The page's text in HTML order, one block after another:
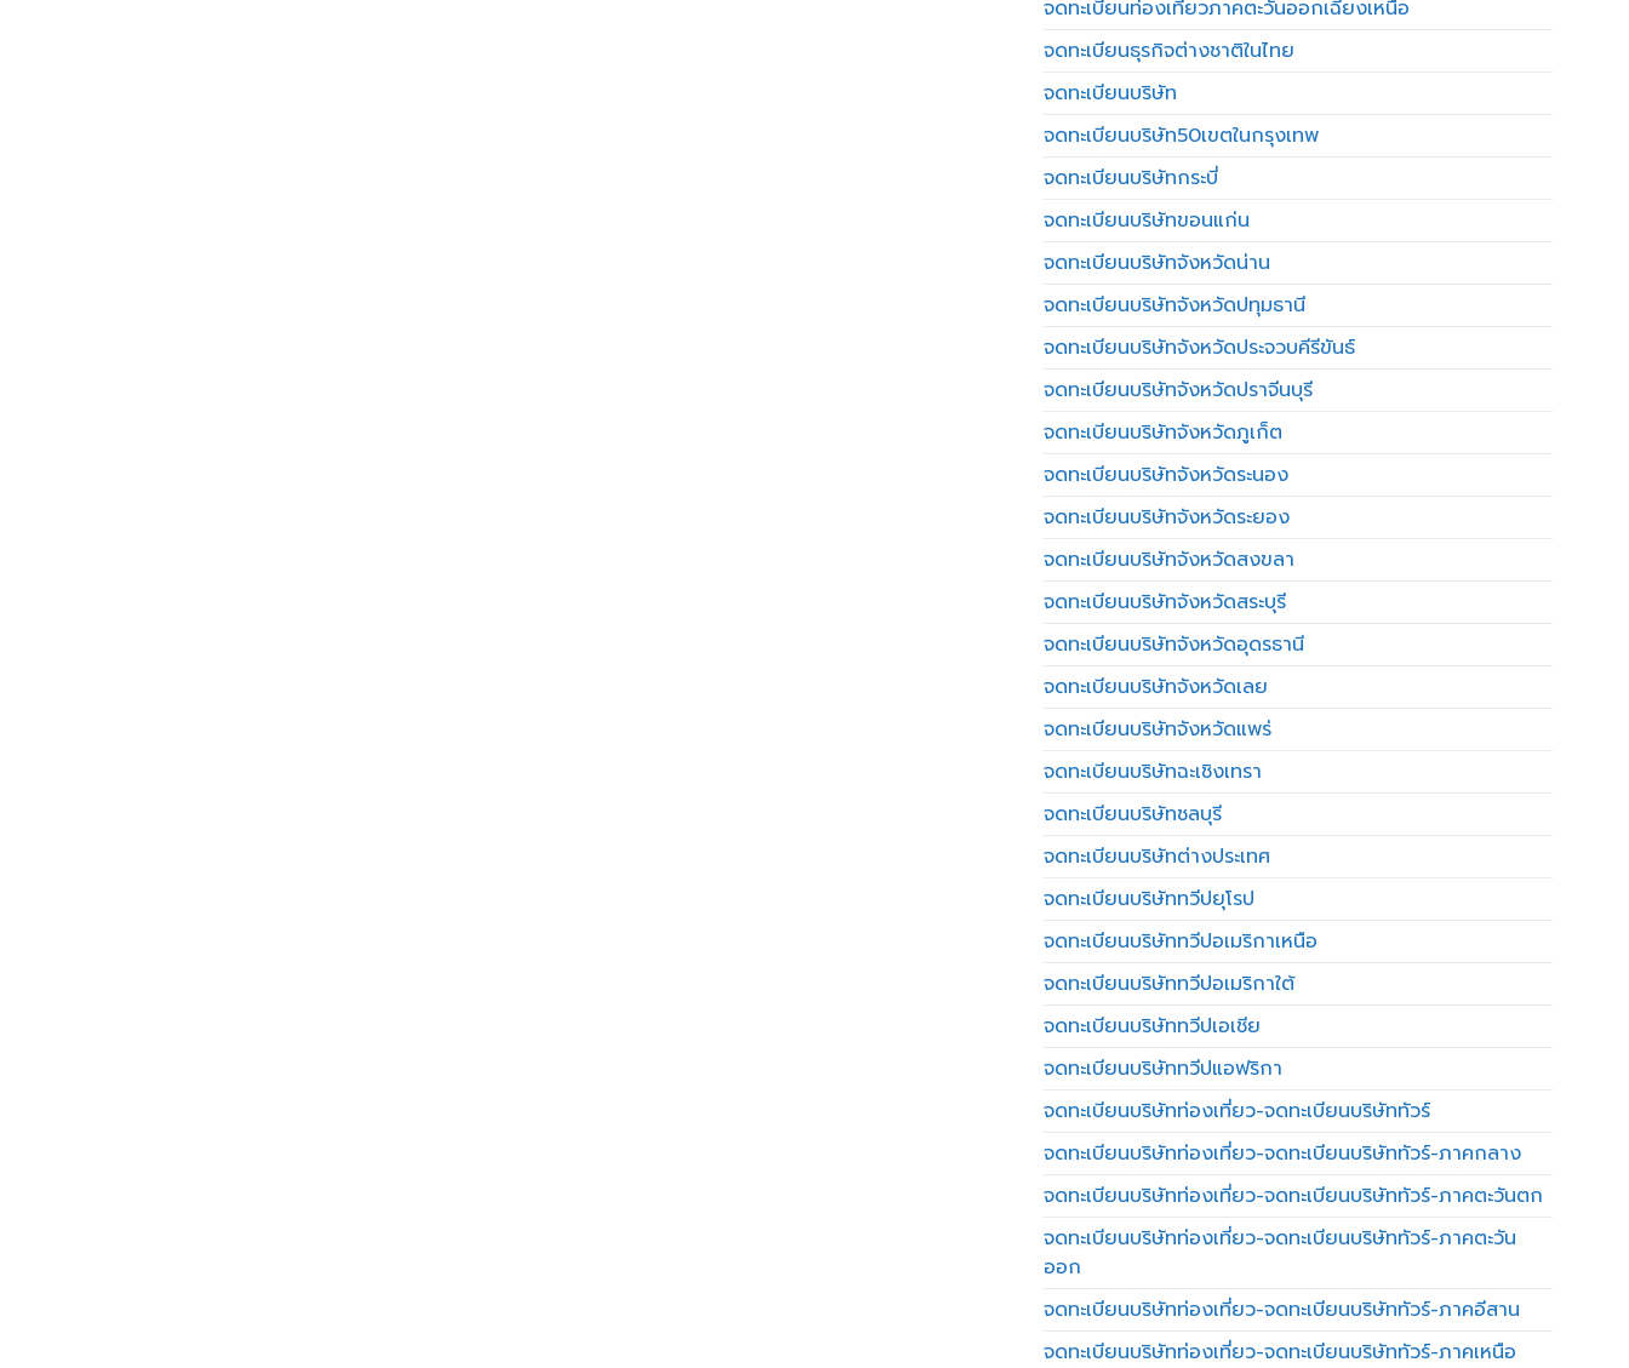
จดทะเบียนท่องเที่ยวภาคตะวันออกเฉียงเหนือ
จดทะเบียนธุรกิจต่างชาติในไทย
จดทะเบียนบริษัท
จดทะเบียนบริษัท50เขตในกรุงเทพ
จดทะเบียนบริษัทกระบี่
จดทะเบียนบริษัทขอนแก่น
จดทะเบียนบริษัทจังหวัดน่าน
จดทะเบียนบริษัทจังหวัดปทุมธานี
จดทะเบียนบริษัทจังหวัดประจวบคีรีขันธ์
จดทะเบียนบริษัทจังหวัดปราจีนบุรี
จดทะเบียนบริษัทจังหวัดภูเก็ต
จดทะเบียนบริษัทจังหวัดระนอง
จดทะเบียนบริษัทจังหวัดระยอง
จดทะเบียนบริษัทจังหวัดสงขลา
จดทะเบียนบริษัทจังหวัดสระบุรี
จดทะเบียนบริษัทจังหวัดอุดรธานี
จดทะเบียนบริษัทจังหวัดเลย
จดทะเบียนบริษัทจังหวัดแพร่
จดทะเบียนบริษัทฉะเชิงเทรา
จดทะเบียนบริษัทชลบุรี
จดทะเบียนบริษัทต่างประเทศ
จดทะเบียนบริษัททวีปยุโรป
จดทะเบียนบริษัททวีปอเมริกาเหนือ
จดทะเบียนบริษัททวีปอเมริกาใต้
จดทะเบียนบริษัททวีปเอเชีย
จดทะเบียนบริษัททวีปแอฟริกา
จดทะเบียนบริษัทท่องเที่ยว-จดทะเบียนบริษัททัวร์
จดทะเบียนบริษัทท่องเที่ยว-จดทะเบียนบริษัททัวร์-ภาคกลาง
จดทะเบียนบริษัทท่องเที่ยว-จดทะเบียนบริษัททัวร์-ภาคตะวันตก
จดทะเบียนบริษัทท่องเที่ยว-จดทะเบียนบริษัททัวร์-ภาคตะวัน
ออก
จดทะเบียนบริษัทท่องเที่ยว-จดทะเบียนบริษัททัวร์-ภาคอีสาน
จดทะเบียนบริษัทท่องเที่ยว-จดทะเบียนบริษัททัวร์-ภาคเหนือ